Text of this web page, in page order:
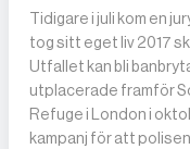
Tidigare i juli kom en
tog sitt eget liv 2017
Utfallet kan bli
utplacerade framför
Refuge i London i
kampanj för att